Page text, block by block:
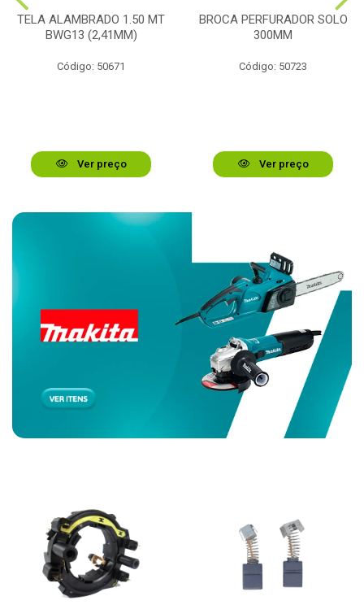
TELA ALAMBRADO 1.50 MT
BWG13 (2,41MM)
Código: 50671
Ver preço
BROCA PERFURADOR SOLO
300MM
Código: 50723
Ver preço